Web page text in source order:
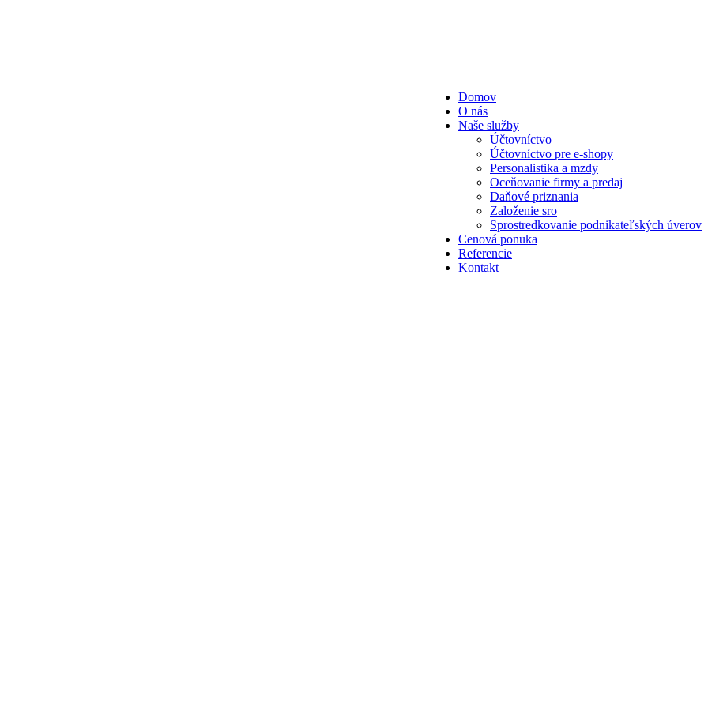
Domov
O nás
Naše služby
Účtovníctvo
Účtovníctvo pre e-shopy
Personalistika a mzdy
Oceňovanie firmy a predaj
Daňové priznania
Založenie sro
Sprostredkovanie podnikateľských úverov
Cenová ponuka
Referencie
Kontakt